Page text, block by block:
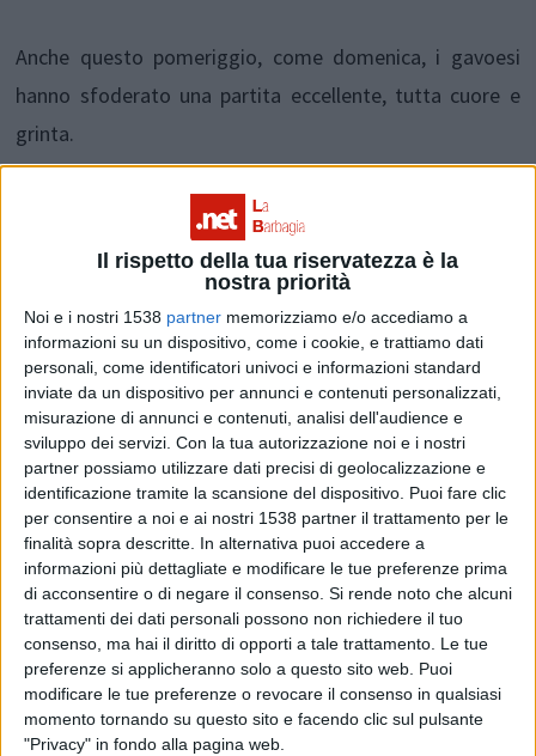
Il rispetto della tua riservatezza è la
nostra priorità
Noi e i nostri 1538 partner memorizziamo e/o accediamo a
informazioni su un dispositivo, come i cookie, e trattiamo dati
personali, come identificatori univoci e informazioni standard
inviate da un dispositivo per annunci e contenuti personalizzati,
misurazione di annunci e contenuti, analisi dell'audience e
sviluppo dei servizi. Con la tua autorizzazione noi e i nostri
partner possiamo utilizzare dati precisi di geolocalizzazione e
identificazione tramite la scansione del dispositivo. Puoi fare clic
per consentire a noi e ai nostri 1538 partner il trattamento per le
finalità sopra descritte. In alternativa puoi accedere a
informazioni più dettagliate e modificare le tue preferenze prima
di acconsentire o di negare il consenso. Si rende noto che alcuni
trattamenti dei dati personali possono non richiedere il tuo
consenso, ma hai il diritto di opporti a tale trattamento. Le tue
preferenze si applicheranno solo a questo sito web. Puoi
modificare le tue preferenze o revocare il consenso in qualsiasi
momento tornando su questo sito e facendo clic sul pulsante
"Privacy" in fondo alla pagina web.
Anche questo pomeriggio, come domenica, i gavoesi
hanno sfoderato una partita eccellente, tutta cuore e
grinta.
Mele e compagni hanno iniziato forte mettendo alle
corde l’avversario, soffrendo solo alla fine quando
ormai avevano in cassaforte il punteggio e in particolare
nel finale dopo l’espulsione per doppia ammonizione di
Massidda.
Al 20’ Doukar porta in vantaggio i suoi. Punizione dalla
trequarti sponda di Piras e gol facile di Doukar.
Nonostante il vantaggio gli spiti non arrettrano ed anzi
continuano ad attaccare alla ricerca del raddoppio.
Che arriva a inizio secondo tempo (55’) ancora con
Doukar, al terzo gol in tre giorni.